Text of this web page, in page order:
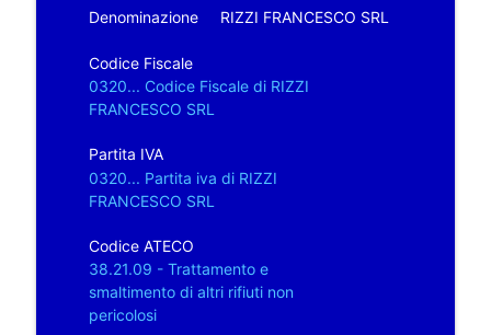
Denominazione RIZZI FRANCESCO SRL
Codice Fiscale
0320... Codice Fiscale di RIZZI
FRANCESCO SRL
Partita IVA
0320... Partita iva di RIZZI
FRANCESCO SRL
Codice ATECO
38.21.09 - Trattamento e
smaltimento di altri rifiuti non
pericolosi